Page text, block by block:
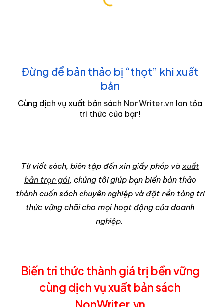
Đừng để bản thảo bị “thọt” khi xuất
bản
Cùng dịch vụ xuất bản sách NonWriter.vn lan tỏa
tri thức của bạn!
Từ viết sách, biên tập đến xin giấy phép vàxuất
bản trọn gói, chúng tôi giúp bạn biến bản thảo
thành cuốn sách chuyên nghiệp và đặt nền tảng tri
thức vững chãi cho mọi hoạt động của doanh
nghiệp.
Biến tri thức thành giá trị bền vững
cùng dịch vụ xuất bản sách
NonWriter.vn